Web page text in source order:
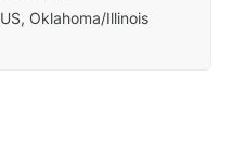
US, Oklahoma/Illinois